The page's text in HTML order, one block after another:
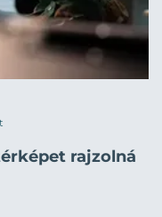
rajzolná